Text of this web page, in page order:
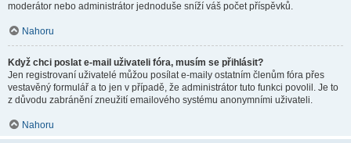
moderátor nebo administrátor jednoduše sníží váš počet příspěvků.
Nahoru
Když chci poslat e-mail uživateli fóra, musím se přihlásit?
Jen registrovaní uživatelé můžou posílat e-maily ostatním členům fóra přes
vestavěný formulář a to jen v případě, že administrátor tuto funkci povolil. Je to
z důvodu zabránění zneužití emailového systému anonymními uživateli.
Nahoru